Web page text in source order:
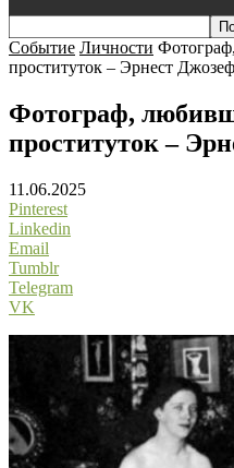
Событие Личности
проституток – Эрнест
Фотограф,
проституток –
11.06.2025
Pinterest
Linkedin
Email
Tumblr
Telegram
VK